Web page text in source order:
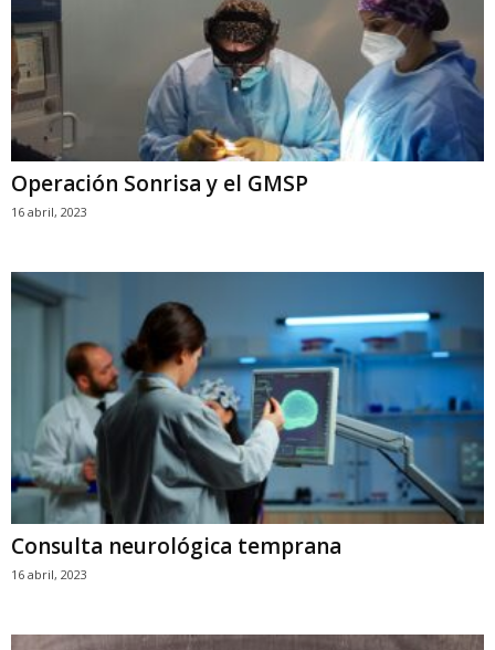
Operación Sonrisa y el GMSP
16 abril, 2023
Consulta neurológica temprana
16 abril, 2023